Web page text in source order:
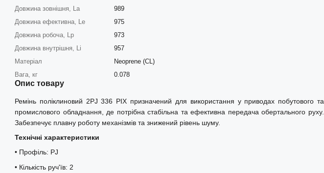
Довжина зовнішня, La
989
Довжина ефективна, Le
975
Довжина робоча, Lp
973
Довжина внутрішня, Li
957
Матеріал
Neoprene (CL)
Вага, кг
0.078
Опис товару
Ремінь поліклиновий 2PJ 336 PIX призначений для використання у приводах побутового та
промислового обладнання, де потрібна стабільна та ефективна передача обертального руху.
Забезпечує плавну роботу механізмів та знижений рівень шуму.
Технічні характеристики
• Профіль: PJ
• Кількість руч'їв: 2